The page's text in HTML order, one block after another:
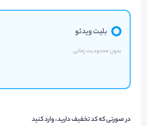
بلیت ویدئو
بدون محدودیت زمانی
در صورتی که کد تخفیف دارید، وارد کنید